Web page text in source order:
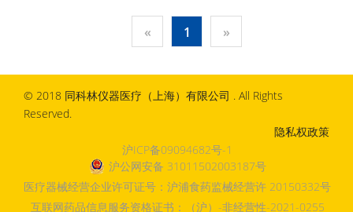
« 1 »
© 2018 同科林仪器医疗（上海）有限公司 . All Rights
Reserved.
隐私权政策
沪ICP备09094682号-1
沪公网安备 31011502003187号
医疗器械经营企业许可证号：沪浦食药监械经营许 20150332号
互联网药品信息服务资格证书：（沪）-非经营性-2021-0255